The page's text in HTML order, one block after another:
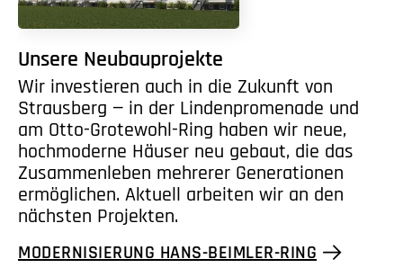
Unsere Neubauprojekte
Wir investieren auch in die Zukunft von
Strausberg — in der Lindenpromenade und
am Otto-Grotewohl-Ring haben wir neue,
hochmoderne Häuser neu gebaut, die das
Zusammenleben mehrerer Generationen
ermöglichen. Aktuell arbeiten wir an den
nächsten Projekten.
MODERNISIERUNG HANS-BEIMLER-RING